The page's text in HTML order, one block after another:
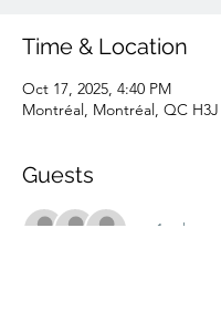
Time & Location
Oct 17, 2025, 4:40 PM
Montréal, Montréal, QC H3J
Guests
+ 1 other